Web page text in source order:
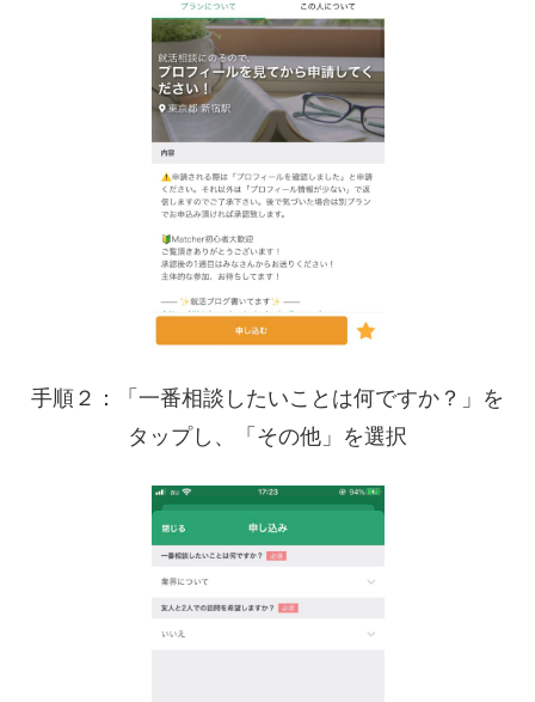
手順２：「一番相談したいことは何ですか？」を
タップし、「その他」を選択